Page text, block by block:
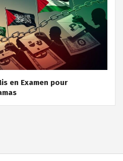
en Examen pour